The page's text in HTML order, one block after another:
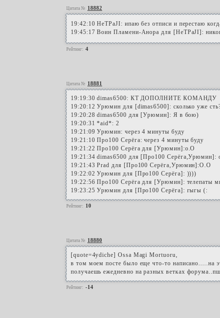
Цитата № 18882
19:42:10 HeTPaJI: ипаю без отписи и перестаю
19:45:17 Воин Пламени-Анора для [HeTPaJI]:
Рейтинг: 4
Цитата № 18881
19:19:30 dimas6500: КТ ДОПОЛНИТЕ КОМАНДУ
19:20:12 Урюмин для [dimas6500]: сколько уже
19:20:28 dimas6500 для [Урюмин]: Я в бою)
19:20:31 *aid*: 2
19:21:09 Урюмин: через 4 минуты буду
19:21:10 Про100 Серёга: через 4 минуты буду
19:21:22 Про100 Серёга для [Урюмин]:o.O
19:21:34 dimas6500 для [Про100 Серёга,Урюмин]:
19:21:43 Prad для [Про100 Серёга,Урюмин]:O.O
19:22:02 Урюмин для [Про100 Серёга]: ))))
19:22:56 Про100 Серёга для [Урюмин]: телепаты
19:23:25 Урюмин для [Про100 Серёга]: гыгы (:
Рейтинг: 10
Цитата № 18880
[quote=4ydiche] Ossa Magi Mortuoru,
в том моем посте было еще что-то написано.....на
получаешь ежедневно на разных ветках
Рейтинг: -14